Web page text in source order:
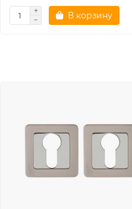
В корзину